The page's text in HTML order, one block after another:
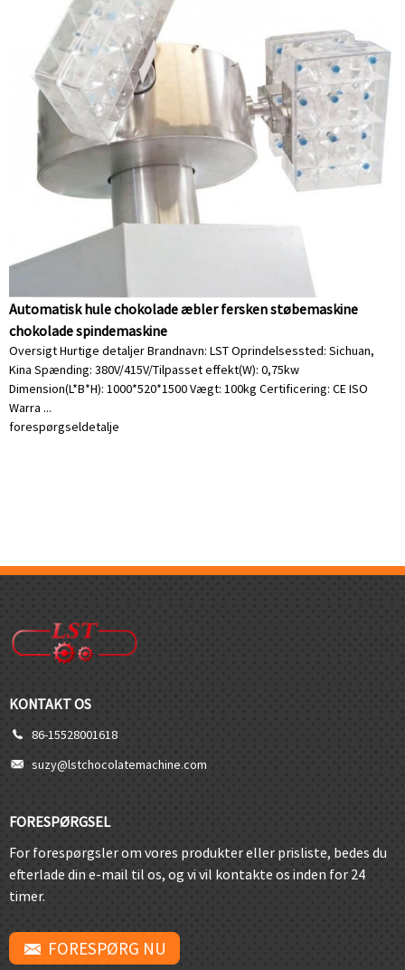
Automatisk hule chokolade æbler fersken støbemaskine
chokolade spindemaskine
Oversigt Hurtige detaljer Brandnavn: LST Oprindelsessted: Sichuan,
Kina Spænding: 380V/415V/Tilpasset effekt(W): 0,75kw
Dimension(L*B*H): 1000*520*1500 Vægt: 100kg Certificering: CE ISO
Warra ...
forespørgseldetalje
KONTAKT OS
86-15528001618
suzy@lstchocolatemachine.com
FORESPØRGSEL
For forespørgsler om vores produkter eller prisliste, bedes du
efterlade din e-mail til os, og vi vil kontakte os inden for 24
timer.
FORESPØRG NU